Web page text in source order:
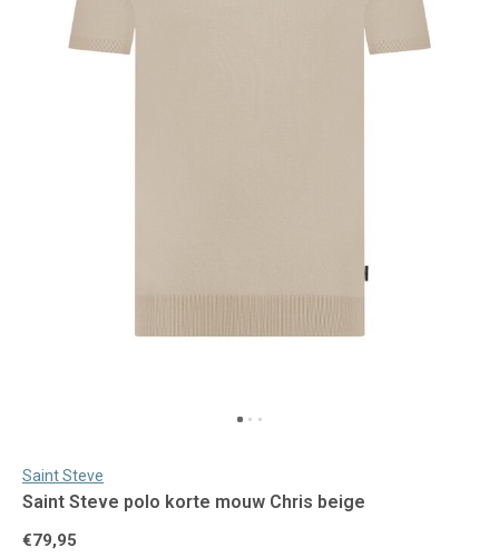
Saint Steve
Saint Steve polo korte mouw Chris beige
€79,95